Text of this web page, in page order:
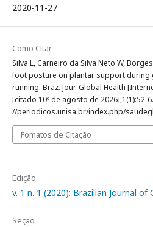
2020-11-27
Como Citar
Silva L, Carneiro da Silva Neto W,
foot posture on plantar support during
running. Braz. Jour. Global Health
[citado 10º de agosto de 2026];1(1):52-
//periodicos.unisa.br/index.php/
Fomatos de Citação
Edição
v. 1 n. 1 (2020): Brazilian Journal of
Seção